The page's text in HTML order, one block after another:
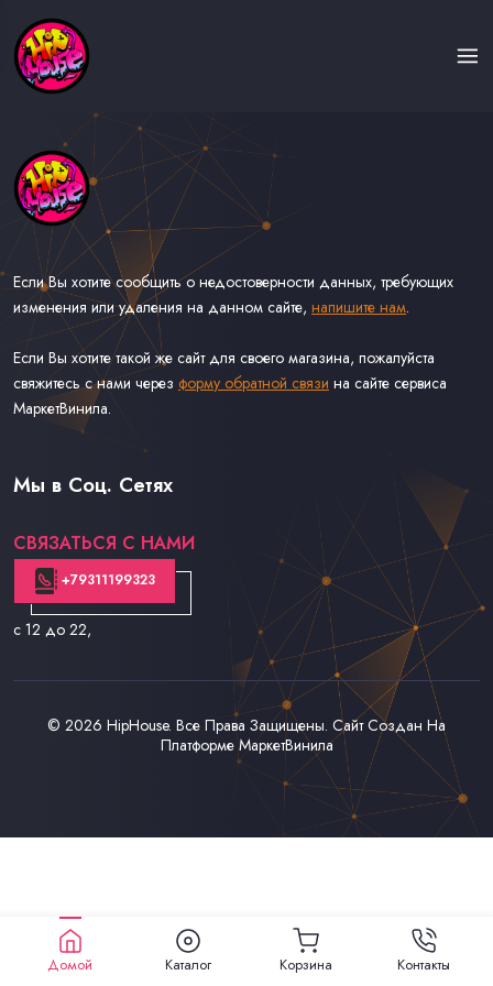
Если Вы хотите сообщить о недостоверности данных, требующих
изменения или удаления на данном сайте, напишите нам.
Если Вы хотите такой же сайт для своего магазина, пожалуйста
свяжитесь с нами через форму обратной связи на сайте сервиса
МаркетВинила.
Каталог Музыки на Виниле В Наличии
Доставка и Оплата
Мы в Соц. Сетях
СВЯЗАТЬСЯ С НАМИ
+79311199323
с 12 до 22,
© 2026 HipHouse. Все Права Защищены. Сайт Создан На
Платформе МаркетВинила
Домой Каталог Корзина Контакты